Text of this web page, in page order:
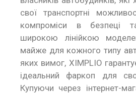
свої транспортні
компроміси в безпеці
широкою лінійкою
майже для кожного типу
яких вимог, XIMPLIO
ідеальний фаркоп для
Купуючи через інтернет-